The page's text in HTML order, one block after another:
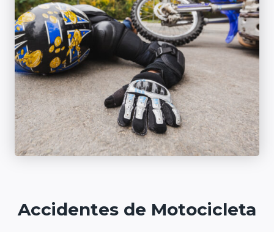
Accidentes de Motocicleta